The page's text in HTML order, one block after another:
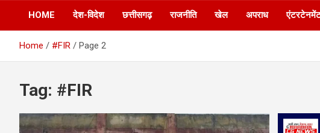
HOME देश-विदेश छत्तीसगढ़ राजनीति खेल अपराध
Home #FIR Page 2
Tag: #FIR